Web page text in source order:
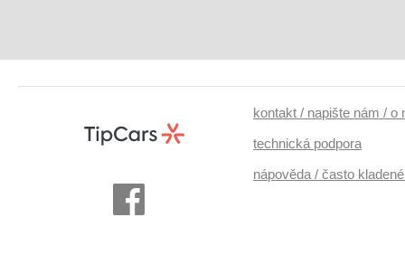
kontakt / napište nám / o
technická podpora
nápověda / často